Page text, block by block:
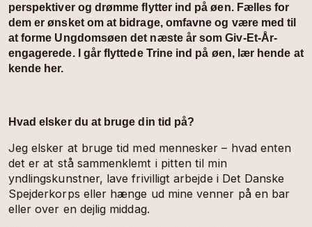
perspektiver og drømme flytter ind på øen. Fælles for
dem er ønsket om at bidrage, omfavne og være med til
at forme Ungdomsøen det næste år som Giv-Et-År-
engagerede.
I går flyttede Trine ind på øen, lær hende at
kende her.
Hvad elsker du at bruge din tid på?
Jeg elsker at bruge tid med mennesker – hvad enten
det er at stå sammenklemt i pitten til min
yndlingskunstner, lave frivilligt arbejde i Det Danske
Spejderkorps eller hænge ud mine venner på en bar
eller over en dejlig middag.